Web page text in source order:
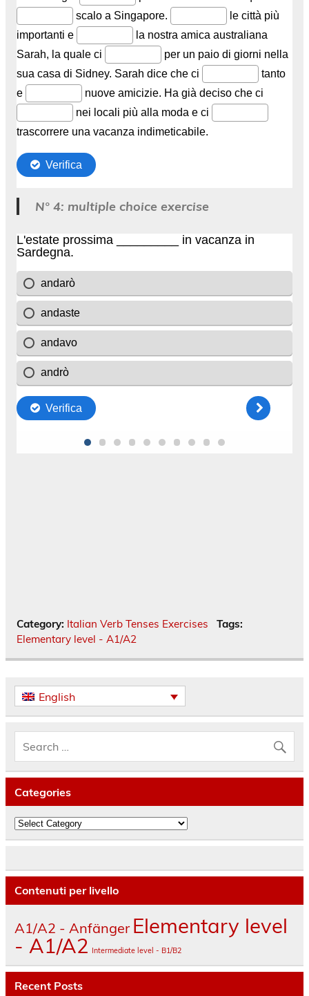
N° 4: multiple choice exercise
Category: Italian Verb Tenses Exercises
Tags:
Elementary level - A1/A2
English
Categories
Categories
Contenuti per livello
A1/A2 - Anfänger Elementary level
- A1/A2 Intermediate level - B1/B2
Recent Posts